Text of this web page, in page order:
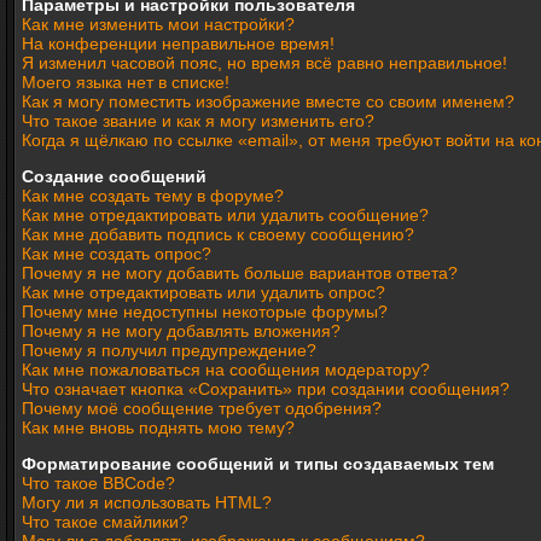
Параметры и настройки пользователя
Как мне изменить мои настройки?
На конференции неправильное время!
Я изменил часовой пояс, но время всё равно неправильное!
Моего языка нет в списке!
Как я могу поместить изображение вместе со своим именем?
Что такое звание и как я могу изменить его?
Когда я щёлкаю по ссылке «email», от меня требуют войти на
Создание сообщений
Как мне создать тему в форуме?
Как мне отредактировать или удалить сообщение?
Как мне добавить подпись к своему сообщению?
Как мне создать опрос?
Почему я не могу добавить больше вариантов ответа?
Как мне отредактировать или удалить опрос?
Почему мне недоступны некоторые форумы?
Почему я не могу добавлять вложения?
Почему я получил предупреждение?
Как мне пожаловаться на сообщения модератору?
Что означает кнопка «Сохранить» при создании сообщения?
Почему моё сообщение требует одобрения?
Как мне вновь поднять мою тему?
Форматирование сообщений и типы создаваемых тем
Что такое BBCode?
Могу ли я использовать HTML?
Что такое смайлики?